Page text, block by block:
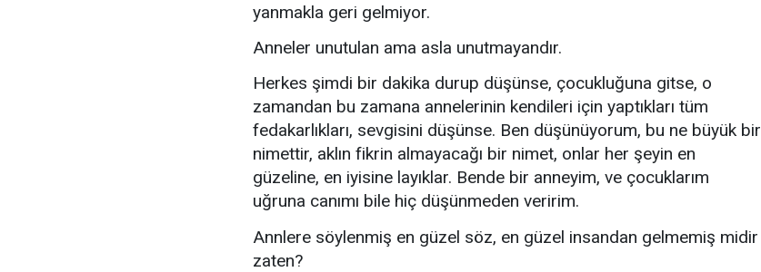
yanmakla geri gelmiyor.
Anneler unutulan ama asla unutmayandır.
Herkes şimdi bir dakika durup düşünse, çocukluğuna gitse, o
zamandan bu zamana annelerinin kendileri için yaptıkları tüm
fedakarlıkları, sevgisini düşünse. Ben düşünüyorum, bu ne büyük bir
nimettir, aklın fikrin almayacağı bir nimet, onlar her şeyin en
güzeline, en iyisine layıklar. Bende bir anneyim, ve çocuklarım
uğruna canımı bile hiç düşünmeden veririm.
Annlere söylenmiş en güzel söz, en güzel insandan gelmemiş midir
zaten?